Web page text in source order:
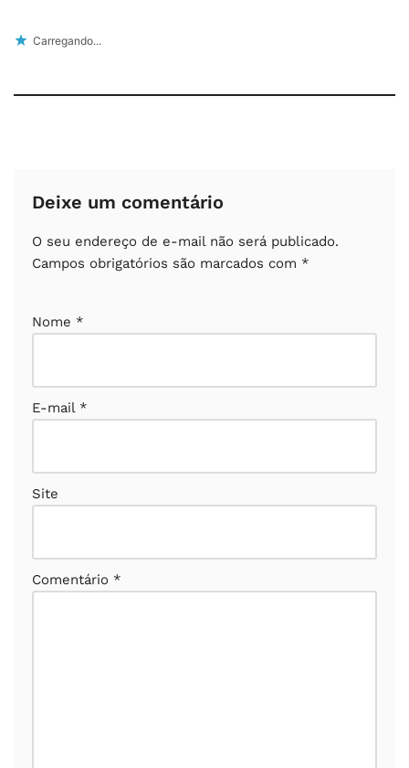
Carregando...
Deixe um comentário
O seu endereço de e-mail não será publicado.
Campos obrigatórios são marcados com *
Nome *
E-mail *
Site
Comentário *